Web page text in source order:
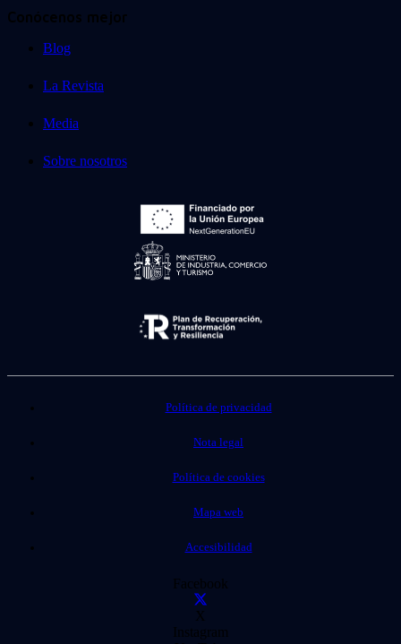
Conócenos mejor
Blog
La Revista
Media
Sobre nosotros
Política de privacidad
Nota legal
Política de cookies
Mapa web
Accesibilidad
Facebook
X
Instagram